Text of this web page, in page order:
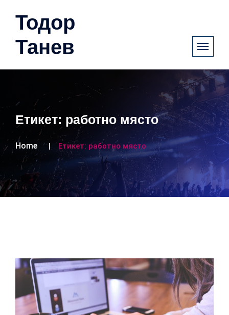
Тодор
Танев
Етикет: работно място
Home Етикет: работно място